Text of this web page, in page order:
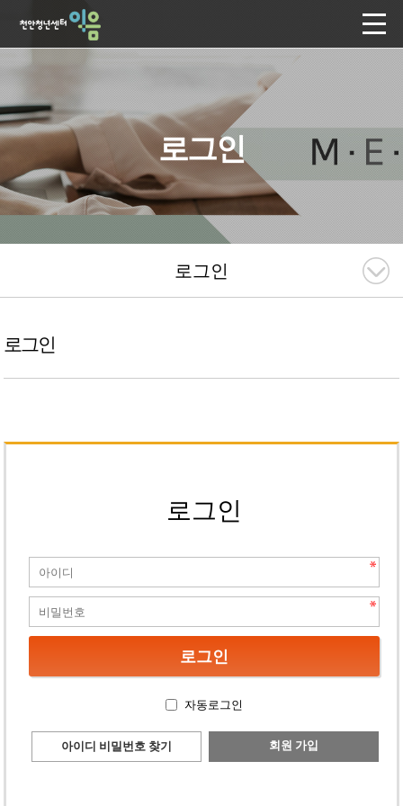
로그인
로그인
로그인
로그인
자동로그인
아이디 비밀번호 찾기 회원 가입